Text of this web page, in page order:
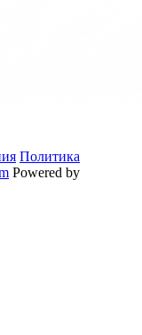
Политика
Powered by